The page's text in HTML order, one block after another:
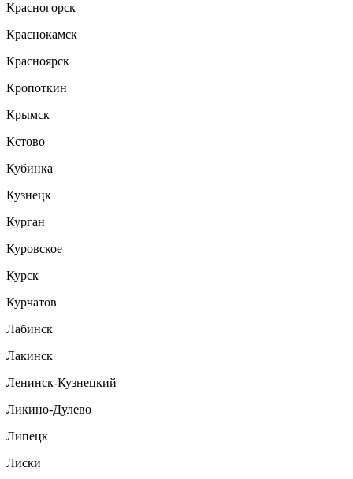
Красногорск
Краснокамск
Красноярск
Кропоткин
Крымск
Кстово
Кубинка
Кузнецк
Курган
Куровское
Курск
Курчатов
Лабинск
Лакинск
Ленинск-Кузнецкий
Ликино-Дулево
Липецк
Лиски